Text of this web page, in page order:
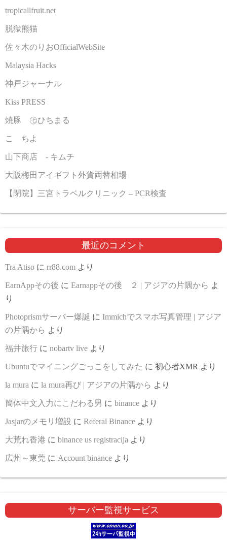
tropicallfruit.net
脱獄熊猫
佐々木のりおOfficialWebSite
Malaysia Hacks
神戸ジャーナル
Kiss PRESS
焼豚 ㊆ひちまる
こゝちよ
山下商店 - キムチ
大阪梅田アイギフト外貨両替相場
【閉院】三宮トラベルクリニック – PCR検査
最近のコメント
Tra Atiso に rr88.com より
EarnAppその後 に Earnappその後 ２ | アジアの片隅から よ
り
Photoprismサーバー爆誕 に Immichでスマホ写真管理 | アジア
の片隅から より
福井旅行 に nobartv live より
Ubuntuでマイニングごっこをしてみた に 初心者XMR より
la mura に la mura再び | アジアの片隅から より
簡体中文入力にこだわる男 に binance より
Jasjarのメモリ増設 に Referal Binance より
大荒れ香港 に binance us registracija より
広州～東莞 に Account binance より
サーバー監視サービス